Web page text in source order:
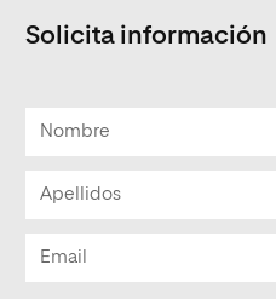
Solicita información